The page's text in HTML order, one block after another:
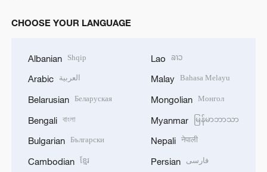
CHOOSE YOUR LANGUAGE
Albanian Shqip
Arabic العربية
Belarusian Беларуская
Bengali বাংলা
Bulgarian Български
Cambodian ខ្មែរ
Lao ລາວ
Malay Bahasa Melayu
Mongolian Монгол
Myanmar မြန်မာဘာသာ
Nepali नेपाली
Persian فارسی